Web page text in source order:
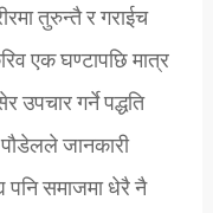
तुरुन्तै र गराईच
एक घण्टापछि मात्र
गर्ने पद्धति
पौडेलले जानकारी
पनि समाजमा धेरै नै